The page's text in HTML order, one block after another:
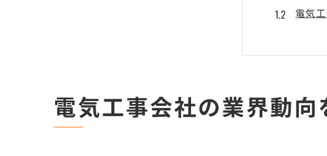
電気
電気
電気
大手から中
電気
電気工事会社の業界動向